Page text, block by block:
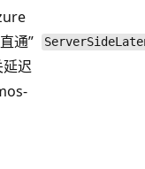
通”
延迟